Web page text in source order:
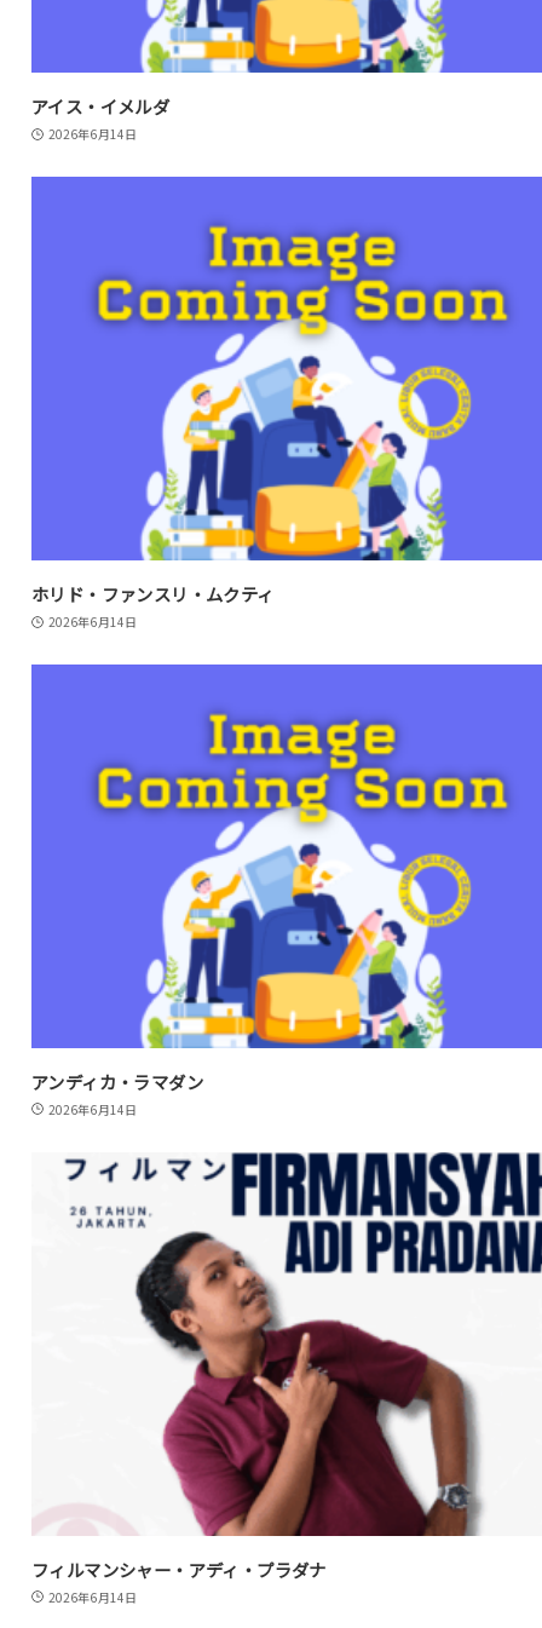
アイス・イメルダ
2026年6月14日
ホリド・ファンスリ・ムクティ
2026年6月14日
アンディカ・ラマダン
2026年6月14日
フィルマンシャー・アディ・プラダナ
2026年6月14日